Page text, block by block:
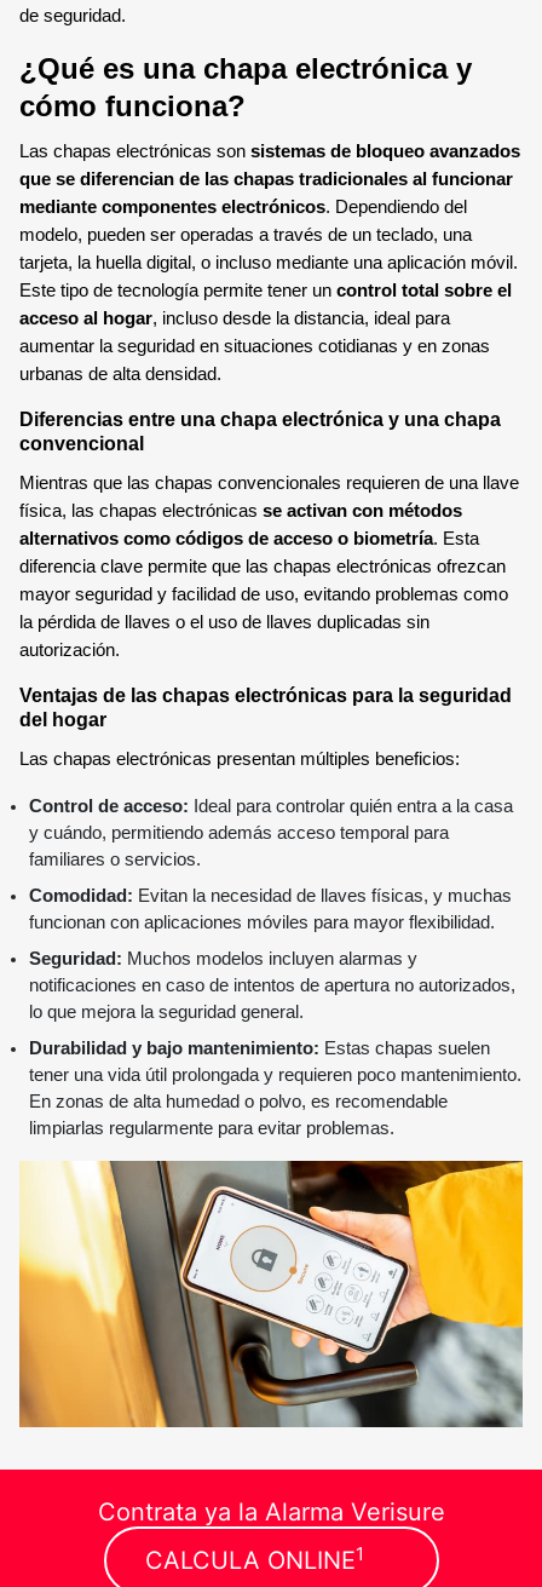
de seguridad.
¿Qué es una chapa electrónica y
cómo funciona?
Las chapas electrónicas son sistemas de bloqueo avanzados
que se diferencian de las chapas tradicionales al funcionar
mediante componentes electrónicos. Dependiendo del
modelo, pueden ser operadas a través de un teclado, una
tarjeta, la huella digital, o incluso mediante una aplicación móvil.
Este tipo de tecnología permite tener un control total sobre el
acceso al hogar, incluso desde la distancia, ideal para
aumentar la seguridad en situaciones cotidianas y en zonas
urbanas de alta densidad.
Diferencias entre una chapa electrónica y una chapa
convencional
Mientras que las chapas convencionales requieren de una llave
física, las chapas electrónicas se activan con métodos
alternativos como códigos de acceso o biometría. Esta
diferencia clave permite que las chapas electrónicas ofrezcan
mayor seguridad y facilidad de uso, evitando problemas como
la pérdida de llaves o el uso de llaves duplicadas sin
autorización.
Ventajas de las chapas electrónicas para la seguridad
del hogar
Las chapas electrónicas presentan múltiples beneficios:
Control de acceso: Ideal para controlar quién entra a la casa
y cuándo, permitiendo además acceso temporal para
familiares o servicios.
Comodidad: Evitan la necesidad de llaves físicas, y muchas
funcionan con aplicaciones móviles para mayor flexibilidad.
Seguridad: Muchos modelos incluyen alarmas y
notificaciones en caso de intentos de apertura no autorizados,
lo que mejora la seguridad general.
Durabilidad y bajo mantenimiento: Estas chapas suelen
tener una vida útil prolongada y requieren poco mantenimiento.
En zonas de alta humedad o polvo, es recomendable
limpiarlas regularmente para evitar problemas.
Contrata ya la Alarma Verisure
CALCULA ONLINE1